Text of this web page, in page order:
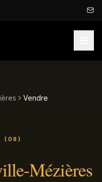
Vendre
(08)
Mézières